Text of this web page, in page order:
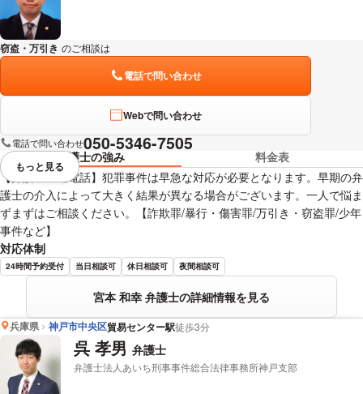
窃盗・万引き のご相談は
電話で問い合わせ
Webで問い合わせ
電話で問い合わせ050-5346-7505
弁護士の強み
料金表
【弁護士直通電話】犯罪事件は早急な対応が必要となります。早期の弁
護士の介入によって大きく結果が異なる場合がございます。一人で悩ま
ずまずはご相談ください。【詐欺罪/暴行・傷害罪/万引き・窃盗罪/少年
事件など】
対応体制
24時間予約受付 当日相談可 休日相談可 夜間相談可
宮本 和幸 弁護士の詳細情報を見る
視覚的に省略されている要素を
もっと見る
兵庫県 神戸市中央区貿易センター駅徒歩3分
呉 孝男 弁護士
弁護士法人あいち刑事事件総合法律事務所神戸支部